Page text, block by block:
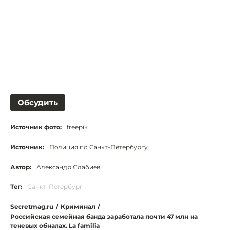
Обсудить
Источник фото: freepik
Источник: Полиция по Санкт-Петербургу
Автор: Александр Слабиев
Тег: Санкт-Петербург
Secretmag.ru / Криминал /
Российская семейная банда заработала почти 47 млн на
теневых обналах. La familia